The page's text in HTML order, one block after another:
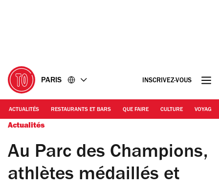
PARIS INSCRIVEZ-VOUS
ACTUALITÉS RESTAURANTS ET BARS QUE FAIRE CULTURE VOYAGE
Actualités
Au Parc des Champions,
athlètes médaillés et